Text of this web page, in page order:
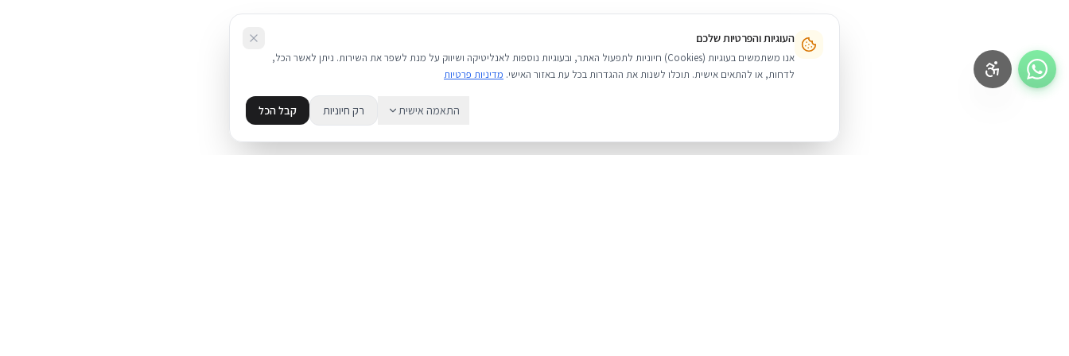
העוגיות והפרטיות שלכם
אנו משתמשים בעוגיות (Cookies) חיוניות לתפעול האתר, ובעוגיות נוספות לאנליטיקה ושיווק על מנת לשפר את השירות. ניתן לאשר הכל,
לדחות, או להתאים אישית. תוכלו לשנות את ההגדרות בכל עת באזור האישי. מדיניות פרטיות
התאמה אישית רק חיוניות קבל הכל